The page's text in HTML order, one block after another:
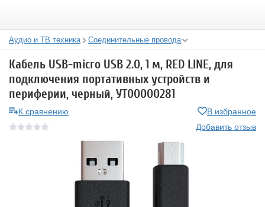
Аудио и ТВ техника Соединительные провода
Кабель USB-micro USB 2.0, 1 м, RED LINE, для
подключения портативных устройств и
периферии, черный, УТ00000281
К сравнению
В избранное
Добавить отзыв